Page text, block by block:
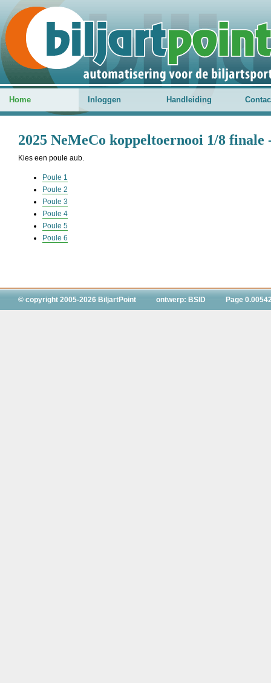
Home Inloggen Handleiding
2025 NeMeCo koppeltoernooi 1/8
Kies een poule aub.
Poule 1
Poule 2
Poule 3
Poule 4
Poule 5
Poule 6
© copyright 2005-2026 BiljartPoint ontwerp: BSID Page